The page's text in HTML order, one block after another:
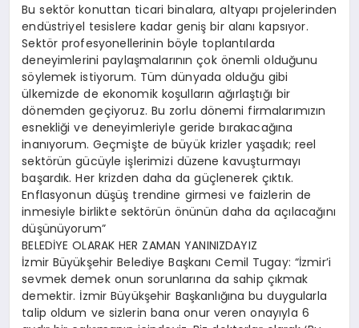
Bu sektör konuttan ticari binalara, altyapı projelerinden
endüstriyel tesislere kadar geniş bir alanı kapsıyor.
Sektör profesyonellerinin böyle toplantılarda
deneyimlerini paylaşmalarının çok önemli olduğunu
söylemek istiyorum. Tüm dünyada olduğu gibi
ülkemizde de ekonomik koşulların ağırlaştığı bir
dönemden geçiyoruz. Bu zorlu dönemi firmalarımızın
esnekliği ve deneyimleriyle geride bırakacağına
inanıyorum. Geçmişte de büyük krizler yaşadık; reel
sektörün gücüyle işlerimizi düzene kavuşturmayı
başardık. Her krizden daha da güçlenerek çıktık.
Enflasyonun düşüş trendine girmesi ve faizlerin de
inmesiyle birlikte sektörün önünün daha da açılacağını
düşünüyorum”
BELEDİYE OLARAK HER ZAMAN YANINIZDAYIZ
İzmir Büyükşehir Belediye Başkanı Cemil Tugay: “İzmir’i
sevmek demek onun sorunlarına da sahip çıkmak
demektir. İzmir Büyükşehir Başkanlığına bu duygularla
talip oldum ve sizlerin bana onur veren onayıyla 6